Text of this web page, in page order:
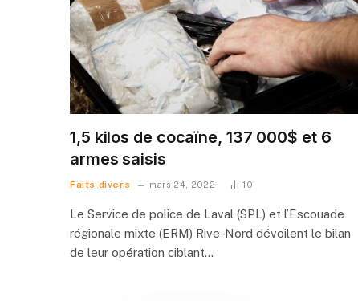
1,5 kilos de cocaïne, 137 000$ et 6
armes saisis
Faits divers mars 24, 2022 10
Le Service de police de Laval (SPL) et l’Escouade
régionale mixte (ERM) Rive-Nord dévoilent le bilan
de leur opération ciblant…